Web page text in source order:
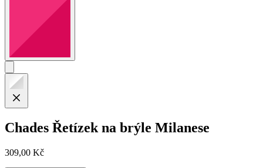
Chades Řetízek na brýle Milanese
309,00 Kč